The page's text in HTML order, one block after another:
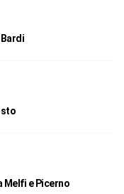
Melfi e Picerno